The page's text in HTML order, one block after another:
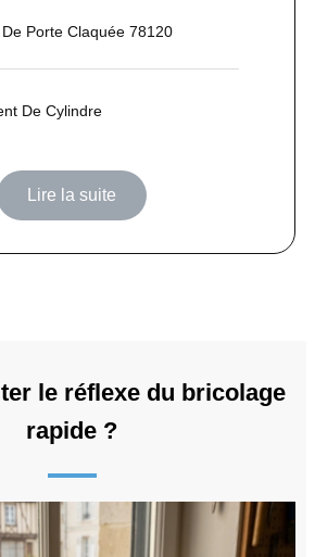
Porte Claquée 78120
De Cylindre
Lire la suite
le réflexe du bricolage
rapide ?